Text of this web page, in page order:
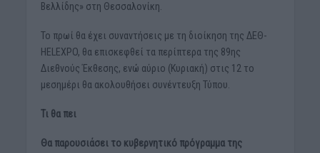
Βελλίδης» στη Θεσσαλονίκη.
Το πρωί θα έχει συναντήσεις με τη διοίκηση της ΔΕΘ-
HELEXPO, θα επισκεφθεί τα περίπτερα της 89ης
Διεθνούς Έκθεσης, ενώ αύριο (Κυριακή) στις 12 το
μεσημέρι θα ακολουθήσει συνέντευξη Τύπου.
Τι θα πει
Θα παρουσιάσει το κυβερνητικό πρόγραμμα της